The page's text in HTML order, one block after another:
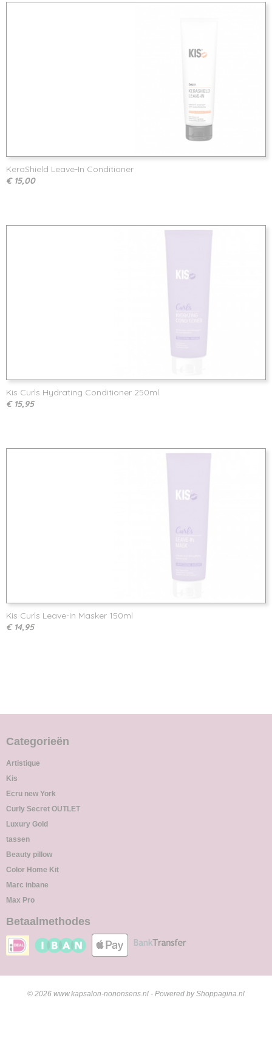
KeraShield Leave-In Conditioner
€ 15,00
Kis Curls Hydrating Conditioner 250ml
€ 15,95
Kis Curls Leave-In Masker 150ml
€ 14,95
Categorieën
Artistique
Kis
Ecru new York
Curly Secret OUTLET
Luxury Gold
tassen
Beauty pillow
Color Home Kit
Marc inbane
Max Pro
Betaalmethodes
© 2026 www.kapsalon-nononsens.nl - Powered by Shoppagina.nl